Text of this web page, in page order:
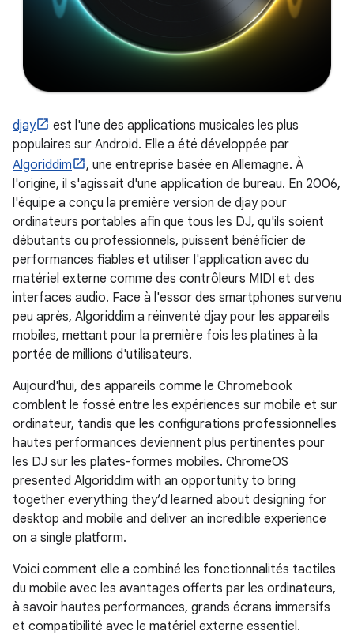
djay
est l'une des applications musicales les plus
populaires sur Android. Elle a été développée par
Algoriddim
, une entreprise basée en Allemagne. À
l'origine, il s'agissait d'une application de bureau. En 2006,
l'équipe a conçu la première version de djay pour
ordinateurs portables afin que tous les DJ, qu'ils soient
débutants ou professionnels, puissent bénéficier de
performances fiables et utiliser l'application avec du
matériel externe comme des contrôleurs MIDI et des
interfaces audio. Face à l'essor des smartphones survenu
peu après, Algoriddim a réinventé djay pour les appareils
mobiles, mettant pour la première fois les platines à la
portée de millions d'utilisateurs.
Aujourd'hui, des appareils comme le Chromebook
comblent le fossé entre les expériences sur mobile et sur
ordinateur, tandis que les configurations professionnelles
hautes performances deviennent plus pertinentes pour
les DJ sur les plates-formes mobiles. ChromeOS
presented Algoriddim with an opportunity to bring
together everything they’d learned about designing for
desktop and mobile and deliver an incredible experience
on a single platform.
Voici comment elle a combiné les fonctionnalités tactiles
du mobile avec les avantages offerts par les ordinateurs,
à savoir hautes performances, grands écrans immersifs
et compatibilité avec le matériel externe essentiel.